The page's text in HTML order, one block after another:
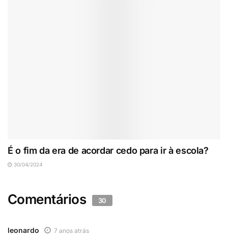
É o fim da era de acordar cedo para ir à escola?
30/04/2024
Comentários 30
leonardo 7 anos atrás